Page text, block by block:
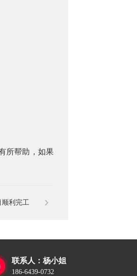
所帮助，如果
顺利完工
联系人：杨小姐
186-6439-0732